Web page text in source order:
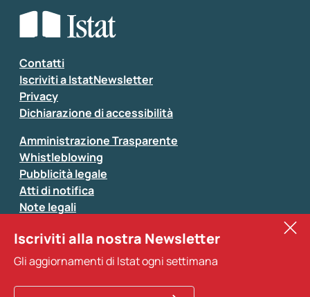
Seleziona la tipologia della segnalazione
Inserisci il tuo commento
Si prega di non fornire dati di natura personale (ad
esempio dati di contatto). Per ogni altra comunicazione
Contatti
Iscriviti a IstatNewsletter
Privacy
Dichiarazione di accessibilità
Amministrazione Trasparente
Whistleblowing
Pubblicità legale
Atti di notifica
Note legali
Sistan
Altri servizi
Iscriviti alla nostra Newsletter
Gli aggiornamenti di Istat ogni settimana